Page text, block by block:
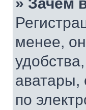
менее,
аватары,
по